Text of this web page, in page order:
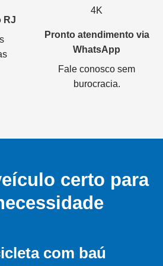
RJ
Pronto atendimento via
WhatsApp
Fale conosco sem
burocracia.
certo para
com baú